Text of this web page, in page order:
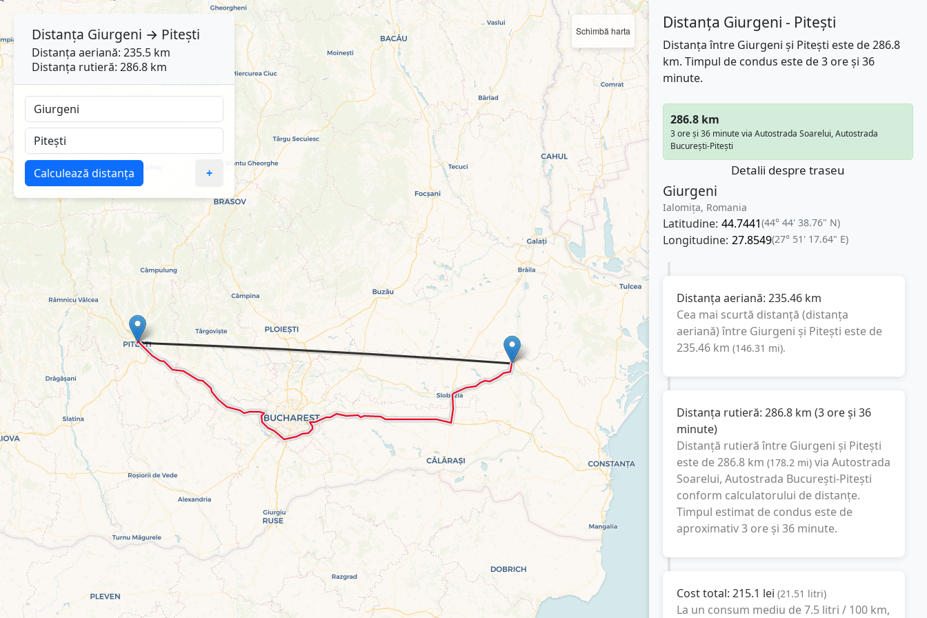
Schimbă harta Distanța Giurgeni - Pitești
Distanța între Giurgeni și Pitești este de 286.8
km. Timpul de condus este de 3 ore și 36
minute.
286.8 km
3 ore și 36 minute via Autostrada Soarelui, Autostrada
București-Pitești
Detalii despre traseu
Giurgeni
Ialomița, Romania
Latitudine: 44.7441(44° 44' 38.76" N)
Longitudine: 27.8549(27° 51' 17.64" E)
Distanța aeriană: 235.46 km
Cea mai scurtă distanță (distanța
aeriană) între Giurgeni și Pitești este de
235.46 km (146.31 mi).
Distanța rutieră: 286.8 km (3 ore și 36
minute)
Distanță rutieră între Giurgeni și Pitești
este de286.8 km (178.2 mi) via Autostrada
Soarelui, Autostrada București-Pitești
conform calculatorului de distanțe.
Timpul estimat de condus este de
aproximativ3 ore și 36 minute.
Cost total: 215.1 lei (21.51 litri)
La un consum mediu de7.5 litri / 100 km,
Distanța Giurgeni → Pitești
Distanța aeriană: 235.5 km
Distanța rutieră: 286.8 km
Calculează distanța +